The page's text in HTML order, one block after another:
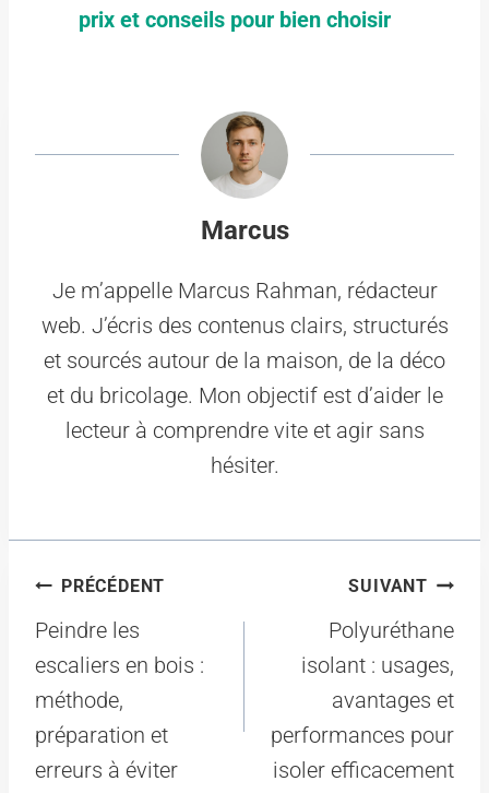
prix et conseils pour bien choisir
Marcus
Je m’appelle Marcus Rahman, rédacteur
web. J’écris des contenus clairs, structurés
et sourcés autour de la maison, de la déco
et du bricolage. Mon objectif est d’aider le
lecteur à comprendre vite et agir sans
hésiter.
Navigation
de
l’article
PRÉCÉDENT
Peindre les
escaliers en bois :
méthode,
préparation et
erreurs à éviter
SUIVANT
Polyuréthane
isolant : usages,
avantages et
performances pour
isoler efficacement